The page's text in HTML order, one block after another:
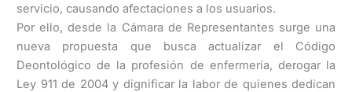
servicio, causando afectaciones a los usuarios.
Por ello, desde la Cámara de Representantes surge una
nueva propuesta que busca actualizar el Código
Deontológico de la profesión de enfermería, derogar la
Ley 911 de 2004 y dignificar la labor de quienes dedican